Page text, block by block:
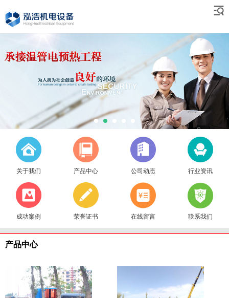
关于我们 产品中心 公司动态 行业资讯
成功案例 荣誉证书 在线留言 联系我们
产品中心